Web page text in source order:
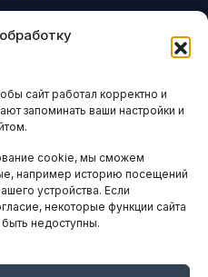
сайт работал корректно и
запоминать ваши настройки и
cookie, мы сможем
например историю посещений
устройства. Если
некоторые функции сайта
недоступны.